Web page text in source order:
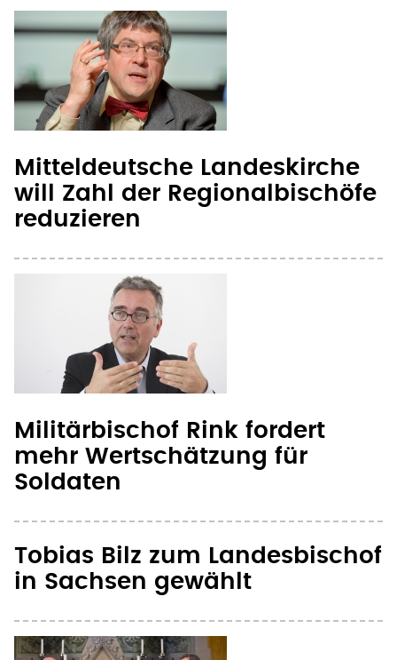
Mitteldeutsche Landeskirche
will Zahl der Regionalbischöfe
reduzieren
Militärbischof Rink fordert
mehr Wertschätzung für
Soldaten
Tobias Bilz zum Landesbischof
in Sachsen gewählt